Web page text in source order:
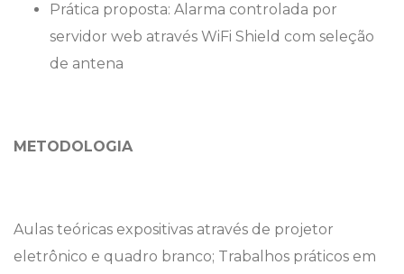
Prática proposta: Alarma controlada por
servidor web através WiFi Shield com seleção
de antena
METODOLOGIA
Aulas teóricas expositivas através de projetor
eletrônico e quadro branco; Trabalhos práticos em